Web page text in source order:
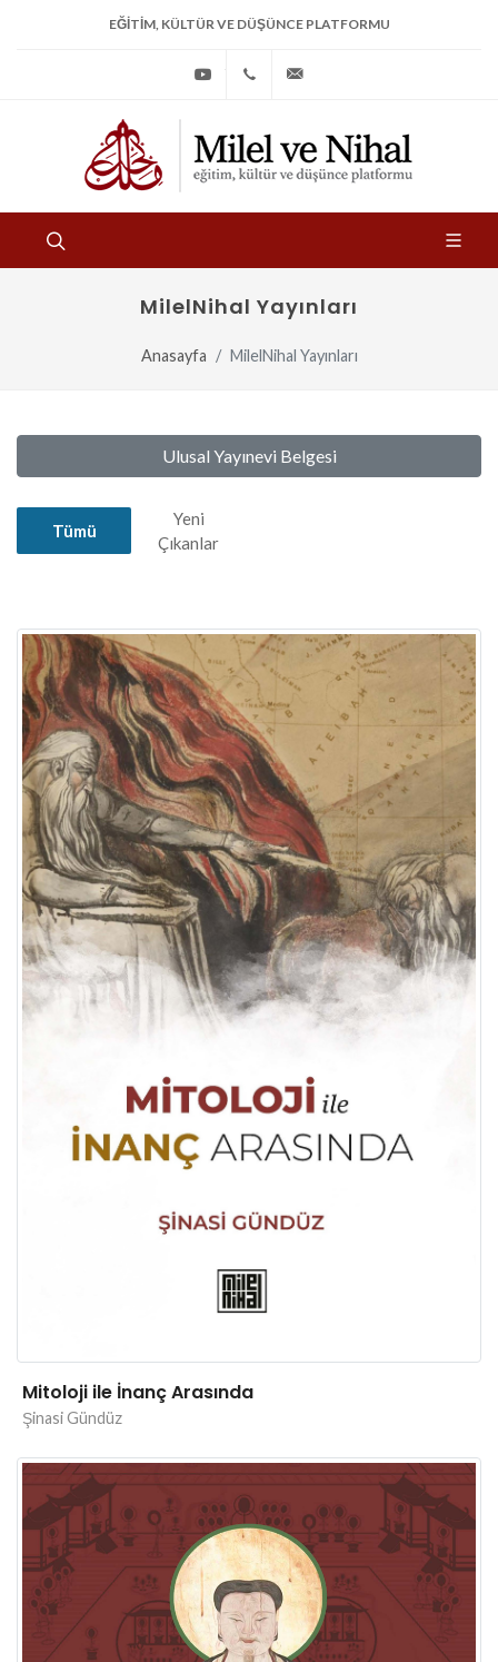
EĞITIM, KÜLTÜR VE DÜŞÜNCE PLATFORMU
Youtube +90
533
31
MilelNihal Yayınları
Anasayfa MilelNihal Yayınları
Ulusal Yayınevi Belgesi
Tümü
Yeni
Çıkanlar
Mitoloji ile İnanç Arasında
Şinasi Gündüz